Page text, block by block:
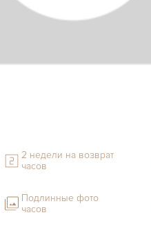
2 недели на возврат
часов
Подлинные фото
часов